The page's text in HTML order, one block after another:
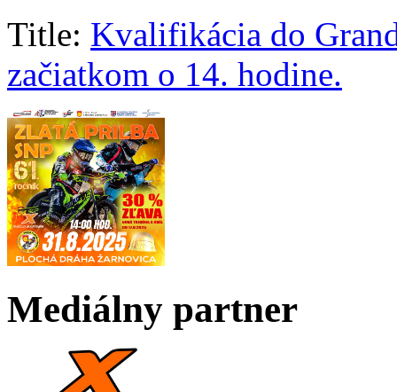
Title: Kvalifikácia do
začiatkom o 14. hodine.
Mediálny partner